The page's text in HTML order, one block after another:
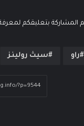
المشاركة بتعليقكم
راو سيث رولينز